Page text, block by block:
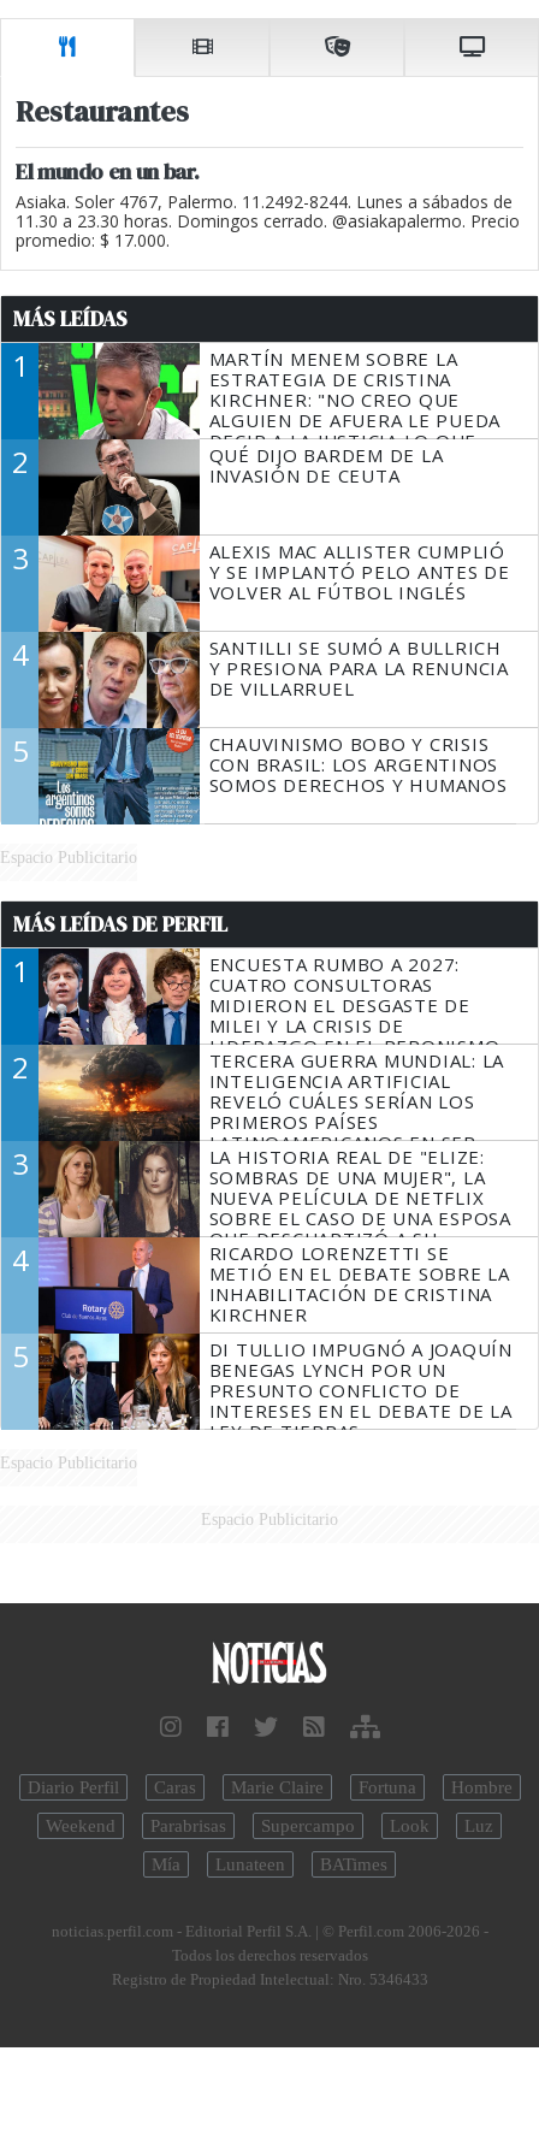
Restaurantes
El mundo en un bar.
Asiaka. Soler 4767, Palermo. 11.2492-8244. Lunes a sábados de
11.30 a 23.30 horas. Domingos cerrado. @asiakapalermo. Precio
promedio: $ 17.000.
MÁS LEÍDAS
1
MARTÍN MENEM SOBRE LA
ESTRATEGIA DE CRISTINA
KIRCHNER: "NO CREO QUE
ALGUIEN DE AFUERA LE PUEDA
DECIR A LA JUSTICIA LO QUE
TIENE QUE HACER"
2
QUÉ DIJO BARDEM DE LA
INVASIÓN DE CEUTA
3
ALEXIS MAC ALLISTER CUMPLIÓ
Y SE IMPLANTÓ PELO ANTES DE
VOLVER AL FÚTBOL INGLÉS
4
SANTILLI SE SUMÓ A BULLRICH
Y PRESIONA PARA LA RENUNCIA
DE VILLARRUEL
5
CHAUVINISMO BOBO Y CRISIS
CON BRASIL: LOS ARGENTINOS
SOMOS DERECHOS Y HUMANOS
Espacio Publicitario
MÁS LEÍDAS DE PERFIL
1
ENCUESTA RUMBO A 2027:
CUATRO CONSULTORAS
MIDIERON EL DESGASTE DE
MILEI Y LA CRISIS DE
LIDERAZGO EN EL PERONISMO
2
TERCERA GUERRA MUNDIAL: LA
INTELIGENCIA ARTIFICIAL
REVELÓ CUÁLES SERÍAN LOS
PRIMEROS PAÍSES
LATINOAMERICANOS EN SER
DERROTADOS
3
LA HISTORIA REAL DE "ELIZE:
SOMBRAS DE UNA MUJER", LA
NUEVA PELÍCULA DE NETFLIX
SOBRE EL CASO DE UNA ESPOSA
QUE DESCUARTIZÓ A SU
MARIDO
4
RICARDO LORENZETTI SE
METIÓ EN EL DEBATE SOBRE LA
INHABILITACIÓN DE CRISTINA
KIRCHNER
5
DI TULLIO IMPUGNÓ A JOAQUÍN
BENEGAS LYNCH POR UN
PRESUNTO CONFLICTO DE
INTERESES EN EL DEBATE DE LA
LEY DE TIERRAS
Espacio Publicitario
Espacio Publicitario
Diario Perfil Caras Marie Claire Fortuna
Hombre
Weekend
Parabrisas Supercampo Look
Luz
Mía
Lunateen BATimes
noticias.perfil.com - Editorial Perfil S.A. | © Perfil.com 2006-2026 -
Todos los derechos reservados
Registro de Propiedad Intelectual: Nro. 5346433